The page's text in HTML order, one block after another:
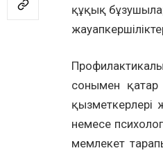
құқық
сонымен қатар
қызметкерлері
немесе
мемлекет